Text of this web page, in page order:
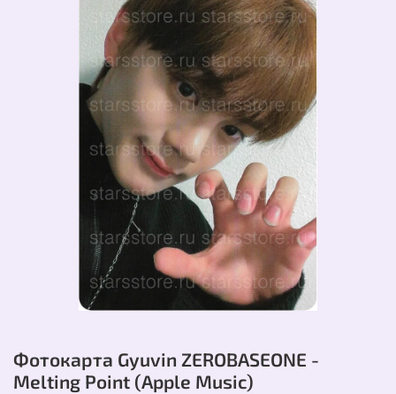
Фотокарта Gyuvin ZEROBASEONE -
Melting Point (Apple Music)